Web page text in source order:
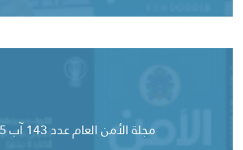
مجلة الأمن العام عدد 143 آب 2025